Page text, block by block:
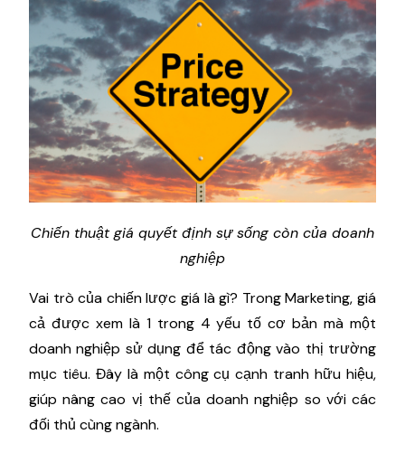
Chiến thuật giá quyết định sự sống còn của doanh
nghiệp
Vai trò của chiến lược giá là gì? Trong Marketing, giá
cả được xem là 1 trong 4 yếu tố cơ bản mà một
doanh nghiệp sử dụng để tác động vào thị trường
mục tiêu. Đây là một công cụ cạnh tranh hữu hiệu,
giúp nâng cao vị thế của doanh nghiệp so với các
đối thủ cùng ngành.